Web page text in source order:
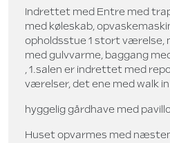
Indrettet med Entre med
med køleskab,
opholdsstue 1 stort værelse,
med gulvvarme, baggang
, 1.salen er indrettet med
værelser, det ene med walk in
hyggelig gårdhave med
Huset opvarmes med